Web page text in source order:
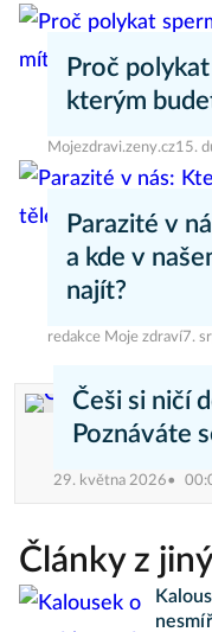
Proč
kterým
Mojezdravi.zeny.cz15.
Parazité v
a kde v
najít?
redakce Moje zdraví7.
Češi si ničí
Poznáváte
29. května 2026
Články z